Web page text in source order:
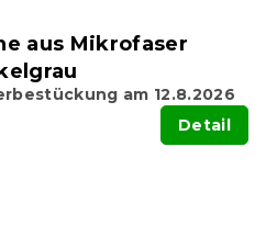
aus Mikrofaser
am 12.8.2026
Detail